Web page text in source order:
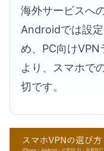
海外サービスへ
Androidでは設
め、PC向けVPN
より、スマホで
切です。